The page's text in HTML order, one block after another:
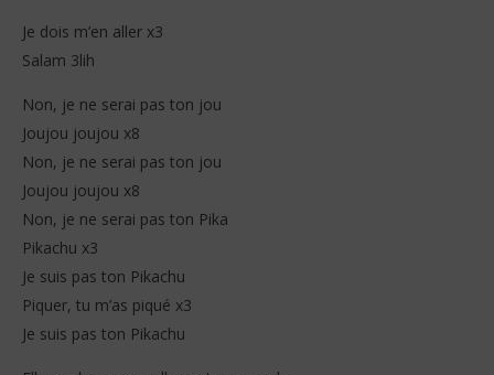
Je dois m’en aller x3
Salam 3lih
Non, je ne serai pas ton jou
Joujou joujou x8
Non, je ne serai pas ton jou
Joujou joujou x8
Non, je ne serai pas ton Pika
Pikachu x3
Je suis pas ton Pikachu
Piquer, tu m’as piqué x3
Je suis pas ton Pikachu